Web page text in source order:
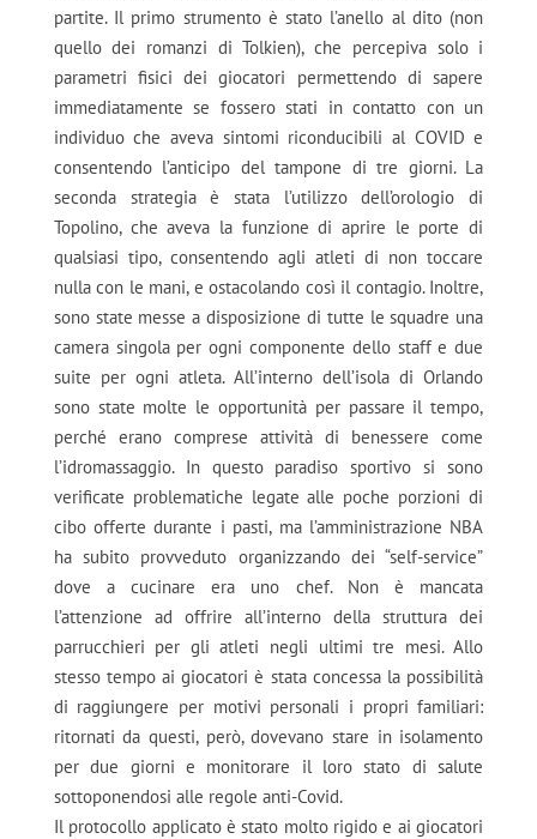
partite. Il primo strumento è stato l’anello al dito (non
quello dei romanzi di Tolkien), che percepiva solo i
parametri fisici dei giocatori permettendo di sapere
immediatamente se fossero stati in contatto con un
individuo che aveva sintomi riconducibili al COVID e
consentendo l’anticipo del tampone di tre giorni. La
seconda strategia è stata l’utilizzo dell’orologio di
Topolino, che aveva la funzione di aprire le porte di
qualsiasi tipo, consentendo agli atleti di non toccare
nulla con le mani, e ostacolando così il contagio. Inoltre,
sono state messe a disposizione di tutte le squadre una
camera singola per ogni componente dello staff e due
suite per ogni atleta. All’interno dell’isola di Orlando
sono state molte le opportunità per passare il tempo,
perché erano comprese attività di benessere come
l’idromassaggio. In questo paradiso sportivo si sono
verificate problematiche legate alle poche porzioni di
cibo offerte durante i pasti, ma l’amministrazione NBA
ha subito provveduto organizzando dei “self-service”
dove a cucinare era uno chef. Non è mancata
l’attenzione ad offrire all’interno della struttura dei
parrucchieri per gli atleti negli ultimi tre mesi. Allo
stesso tempo ai giocatori è stata concessa la possibilità
di raggiungere per motivi personali i propri familiari:
ritornati da questi, però, dovevano stare in isolamento
per due giorni e monitorare il loro stato di salute
sottoponendosi alle regole anti-Covid.
Il protocollo applicato è stato molto rigido e ai giocatori